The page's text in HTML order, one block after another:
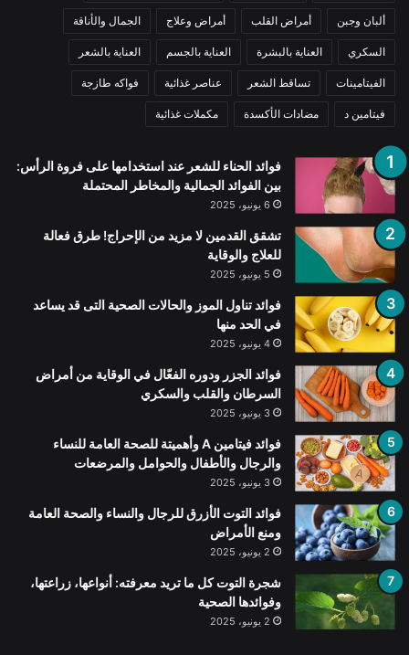
ألبان وجبن أمراض القلب أمراض وعلاج الجمال والأناقة
السكري العناية بالبشرة العناية بالجسم العناية بالشعر
الفيتامينات تساقط الشعر عناصر غذائية فواكه طازجة
فيتامين د مضادات الأكسدة مكملات غذائية
فوائد الحناء للشعر عند استخدامها على فروة الرأس:
بين الفوائد الجمالية والمخاطر المحتملة
6 يونيو، 2025
تشقق القدمين لا مزيد من الإحراج! طرق فعالة
للعلاج والوقاية
5 يونيو، 2025
فوائد تناول الموز والحالات الصحية التى قد يساعد
في الحد منها
4 يونيو، 2025
فوائد الجزر ودوره الفعّال في الوقاية من أمراض
السرطان والقلب والسكري
3 يونيو، 2025
فوائد فيتامين A وأهميتة للصحة العامة للنساء
والرجال والأطفال والحوامل والمرضعات
3 يونيو، 2025
فوائد التوت الأزرق للرجال والنساء والصحة العامة
ومنع الأمراض
2 يونيو، 2025
شجرة التوت كل ما تريد معرفته: أنواعها، زراعتها،
وفوائدها الصحية
2 يونيو، 2025